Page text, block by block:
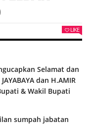
LIKE
Selamat dan
dan H.AMIR
& Wakil Bupati
sumpah jabatan